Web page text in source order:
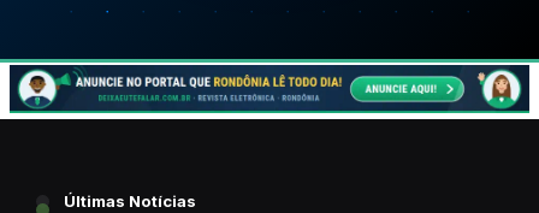
Últimas Notícias